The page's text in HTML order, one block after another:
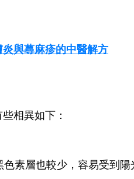
與蕁麻疹的中醫解方
相異如下：
素層也較少，容易受到陽